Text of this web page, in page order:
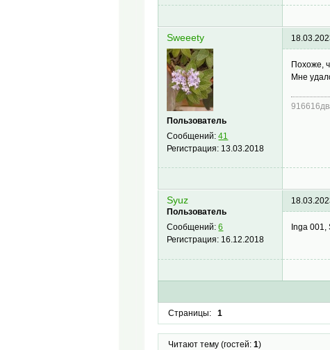
Sweeety
Пользователь
Сообщений:41
Регистрация: 13.03.2018
Похоже,
Мне
Syuz
Пользователь
Сообщений:6
Регистрация: 16.12.2018
Inga 001,
Страницы: 1
Читают тему (гостей: 1)